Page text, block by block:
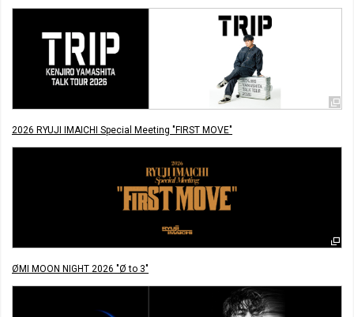
2026 RYUJI IMAICHI Special Meeting "FIRST MOVE"
ØMI MOON NIGHT 2026 "Ø to 3"